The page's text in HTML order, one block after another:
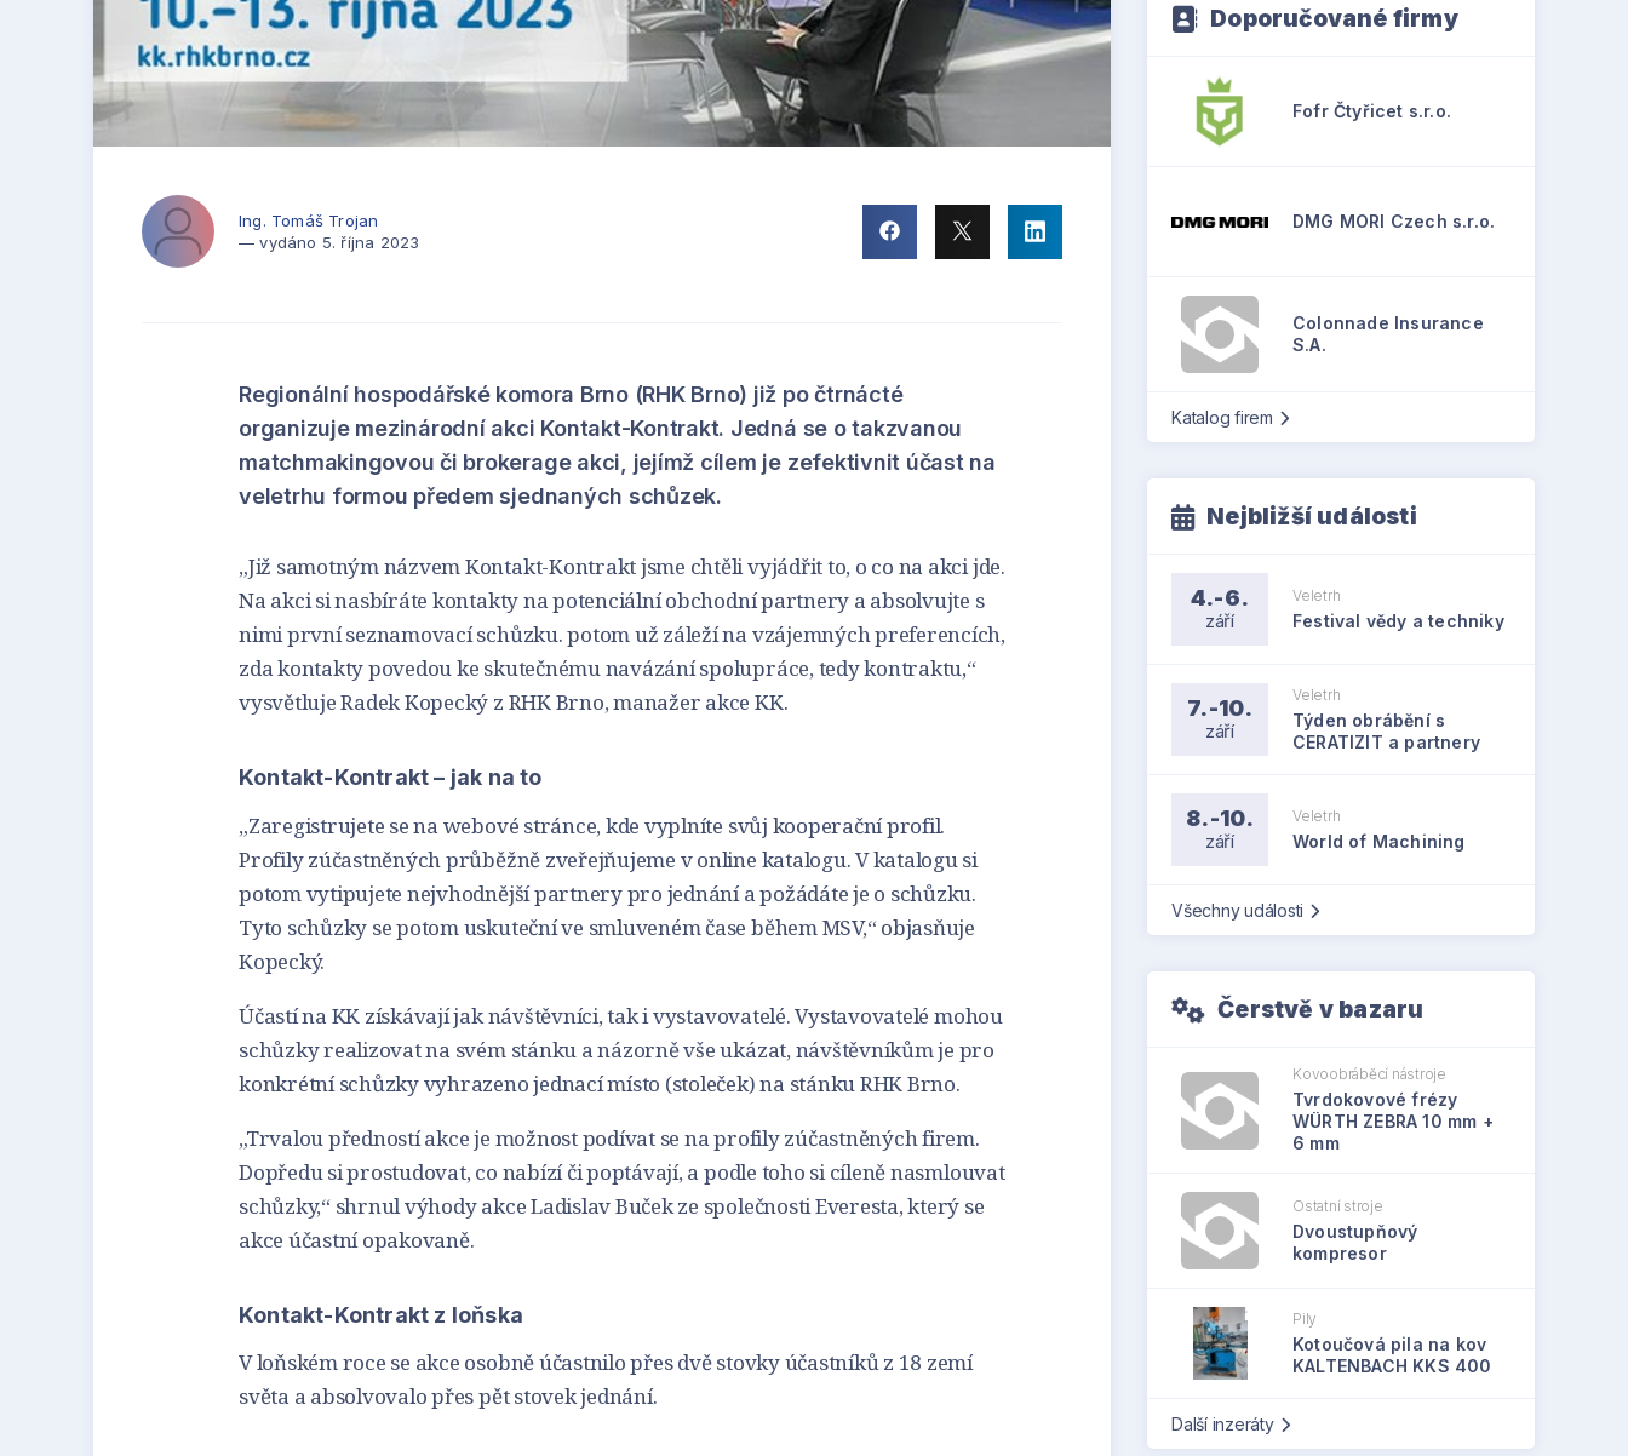
Ing. Tomáš Trojan
— vydáno 5. října 2023
Regionální hospodářské komora Brno (RHK Brno) již po čtrnácté
organizuje mezinárodní akci Kontakt-Kontrakt. Jedná se o takzvanou
matchmakingovou či brokerage akci, jejímž cílem je zefektivnit účast na
veletrhu formou předem sjednaných schůzek.
„Již samotným názvem Kontakt-Kontrakt jsme chtěli vyjádřit to, o co na akci jde.
Na akci si nasbíráte kontakty na potenciální obchodní partnery a absolvujte s
nimi první seznamovací schůzku. potom už záleží na vzájemných preferencích,
zda kontakty povedou ke skutečnému navázání spolupráce, tedy kontraktu,“
vysvětluje Radek Kopecký z RHK Brno, manažer akce KK.
Kontakt-Kontrakt – jak na to
„Zaregistrujete se na webové stránce, kde vyplníte svůj kooperační profil.
Profily zúčastněných průběžně zveřejňujeme v online katalogu. V katalogu si
potom vytipujete nejvhodnější partnery pro jednání a požádáte je o schůzku.
Tyto schůzky se potom uskuteční ve smluveném čase během MSV,“ objasňuje
Kopecký.
Účastí na KK získávají jak návštěvníci, tak i vystavovatelé. Vystavovatelé mohou
schůzky realizovat na svém stánku a názorně vše ukázat, návštěvníkům je pro
konkrétní schůzky vyhrazeno jednací místo (stoleček) na stánku RHK Brno.
„Trvalou předností akce je možnost podívat se na profily zúčastněných firem.
Dopředu si prostudovat, co nabízí či poptávají, a podle toho si cíleně nasmlouvat
schůzky,“ shrnul výhody akce Ladislav Buček ze společnosti Everesta, který se
akce účastní opakovaně.
Kontakt-Kontrakt z loňska
V loňském roce se akce osobně účastnilo přes dvě stovky účastníků z 18 zemí
světa a absolvovalo přes pět stovek jednání.
Doporučované firmy
Fofr Čtyřicet s.r.o.
DMG MORI Czech s.r.o.
Colonnade Insurance
S.A.
Katalog firem
Nejbližší události
4.-6.
září
Veletrh
Festival vědy a techniky
7.-10.
září
Veletrh
Týden obrábění s
CERATIZIT a partnery
8.-10.
září
Veletrh
World of Machining
Všechny události
Čerstvě v bazaru
Kovoobráběcí nástroje
Tvrdokovové frézy
WÜRTH ZEBRA 10 mm +
6 mm
Ostatní stroje
Dvoustupňový
kompresor
Pily
Kotoučová pila na kov
KALTENBACH KKS 400
Další inzeráty